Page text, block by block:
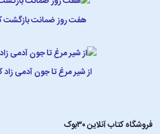
هفت روز ضمانت بازگشت
از شیر مرغ تا جون آدمی زاد
فروشگاه کتاب آنلاین ۳۰بوک